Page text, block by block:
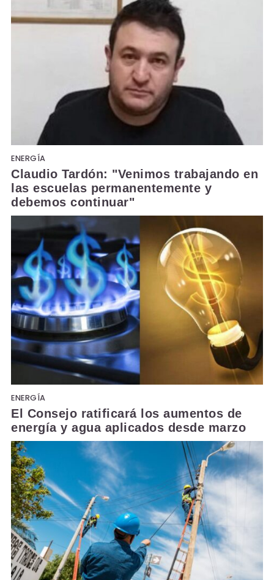
ENERGÍA
Claudio Tardón: "Venimos trabajando en
las escuelas permanentemente y
debemos continuar"
ENERGÍA
El Consejo ratificará los aumentos de
energía y agua aplicados desde marzo